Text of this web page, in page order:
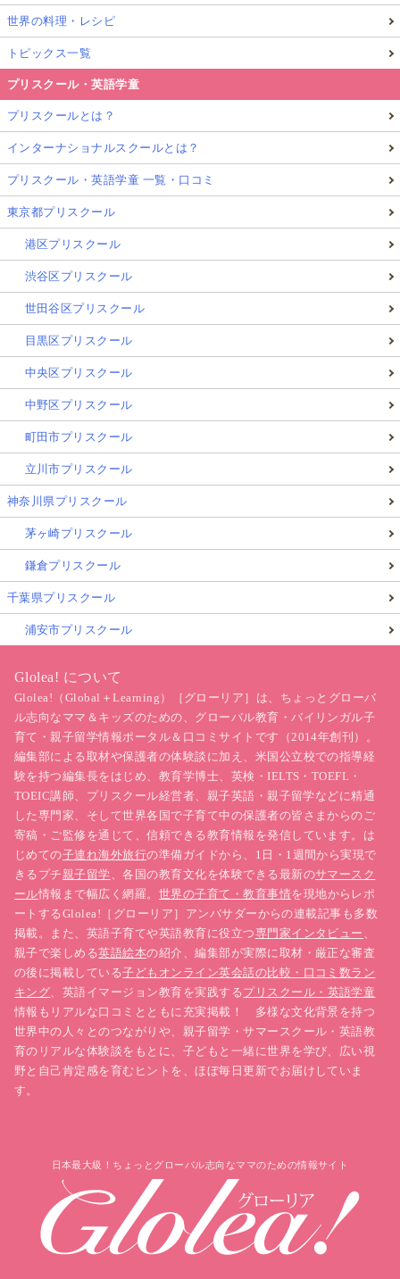
世界の料理・レシピ
トピックス一覧
プリスクール・英語学童
プリスクールとは？
インターナショナルスクールとは？
プリスクール・英語学童 一覧・口コミ
東京都プリスクール
港区プリスクール
渋谷区プリスクール
世田谷区プリスクール
目黒区プリスクール
中央区プリスクール
中野区プリスクール
町田市プリスクール
立川市プリスクール
神奈川県プリスクール
茅ヶ崎プリスクール
鎌倉プリスクール
千葉県プリスクール
浦安市プリスクール
Glolea! について
Glolea!（Global＋Learning）［グローリア］は、ちょっとグローバ
ル志向なママ＆キッズのための、グローバル教育・バイリンガル子
育て・親子留学情報ポータル＆口コミサイトです（2014年創刊）。
編集部による取材や保護者の体験談に加え、米国公立校での指導経
験を持つ編集長をはじめ、教育学博士、英検・IELTS・TOEFL・
TOEIC講師、プリスクール経営者、親子英語・親子留学などに精通
した専門家、そして世界各国で子育て中の保護者の皆さまからのご
寄稿・ご監修を通じて、信頼できる教育情報を発信しています。は
じめての子連れ海外旅行の準備ガイドから、1日・1週間から実現で
きるプチ親子留学、各国の教育文化を体験できる最新のサマースク
ール情報まで幅広く網羅。 世界の子育て・教育事情を現地からレポ
ートするGlolea!［グローリア］アンバサダーからの連載記事も多数
掲載。また、英語子育てや英語教育に役立つ専門家インタビュー 、
親子で楽しめる英語絵本の紹介、編集部が実際に取材・厳正な審査
の後に掲載している子どもオンライン英会話の比較・口コミ数ラン
キング、英語イマージョン教育を実践するプリスクール・英語学童
情報もリアルな口コミとともに充実掲載！ 多様な文化背景を持つ
世界中の人々とのつながりや、親子留学・サマースクール・英語教
育のリアルな体験談をもとに、子どもと一緒に世界を学び、広い視
野と自己肯定感を育むヒントを、ほぼ毎日更新でお届けしていま
す。
日本最大級！ちょっとグローバル志向なママのための情報サイト